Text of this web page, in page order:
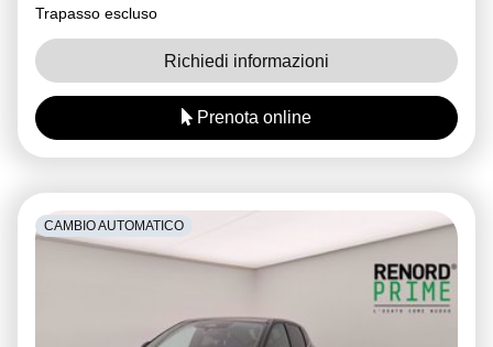
Trapasso escluso
Richiedi informazioni
Prenota online
CAMBIO AUTOMATICO